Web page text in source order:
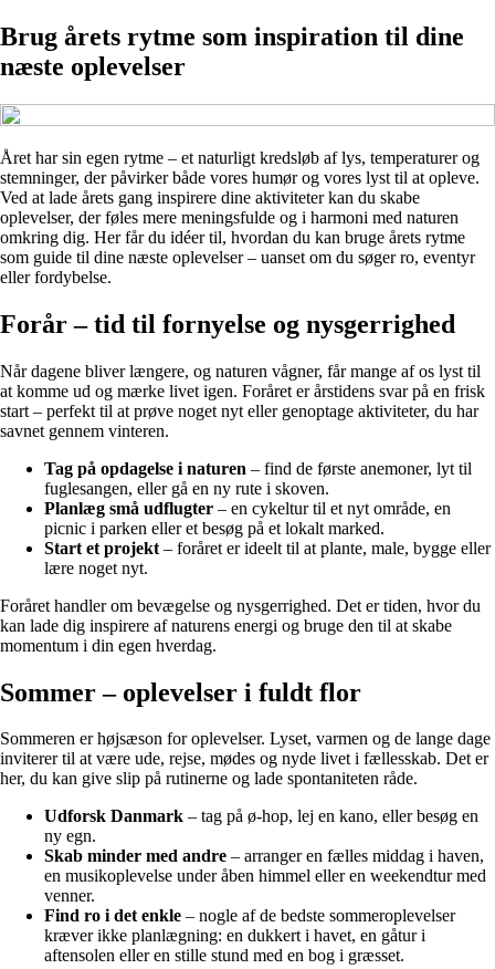
Brug årets rytme som inspiration til dine
næste oplevelser
Året har sin egen rytme – et naturligt kredsløb af lys, temperaturer og
stemninger, der påvirker både vores humør og vores lyst til at opleve.
Ved at lade årets gang inspirere dine aktiviteter kan du skabe
oplevelser, der føles mere meningsfulde og i harmoni med naturen
omkring dig. Her får du idéer til, hvordan du kan bruge årets rytme
som guide til dine næste oplevelser – uanset om du søger ro, eventyr
eller fordybelse.
Forår – tid til fornyelse og nysgerrighed
Når dagene bliver længere, og naturen vågner, får mange af os lyst til
at komme ud og mærke livet igen. Foråret er årstidens svar på en frisk
start – perfekt til at prøve noget nyt eller genoptage aktiviteter, du har
savnet gennem vinteren.
Tag på opdagelse i naturen – find de første anemoner, lyt til
fuglesangen, eller gå en ny rute i skoven.
Planlæg små udflugter – en cykeltur til et nyt område, en
picnic i parken eller et besøg på et lokalt marked.
Start et projekt – foråret er ideelt til at plante, male, bygge eller
lære noget nyt.
Foråret handler om bevægelse og nysgerrighed. Det er tiden, hvor du
kan lade dig inspirere af naturens energi og bruge den til at skabe
momentum i din egen hverdag.
Sommer – oplevelser i fuldt flor
Sommeren er højsæson for oplevelser. Lyset, varmen og de lange dage
inviterer til at være ude, rejse, mødes og nyde livet i fællesskab. Det er
her, du kan give slip på rutinerne og lade spontaniteten råde.
Udforsk Danmark – tag på ø-hop, lej en kano, eller besøg en
ny egn.
Skab minder med andre – arranger en fælles middag i haven,
en musikoplevelse under åben himmel eller en weekendtur med
venner.
Find ro i det enkle – nogle af de bedste sommeroplevelser
kræver ikke planlægning: en dukkert i havet, en gåtur i
aftensolen eller en stille stund med en bog i græsset.